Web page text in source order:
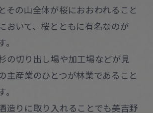
その山全体が桜におおわれること
おいて、桜とともに有名なのが
の切り出し場や加工場などが見
主産業のひとつが林業であること
造りに取り入れることでも美吉野